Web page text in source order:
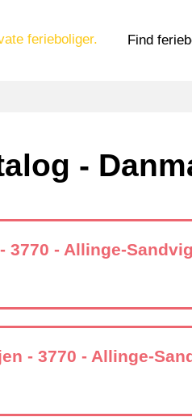
ferieboliger. Find
-
3770 - Allinge-Sandvig
- 3770 - Allinge-